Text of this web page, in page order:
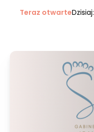
Teraz otwarteDzisiaj: